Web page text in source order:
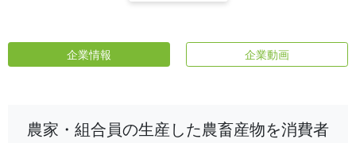
企業情報 企業動画
農家・組合員の生産した農畜産物を消費者